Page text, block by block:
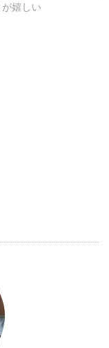
嬉しい